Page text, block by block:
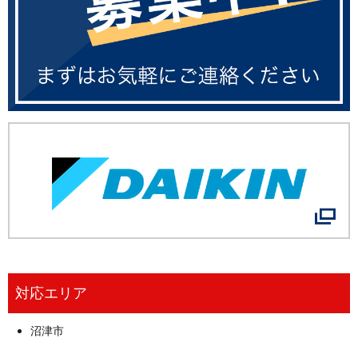
対応エリア
沼津市